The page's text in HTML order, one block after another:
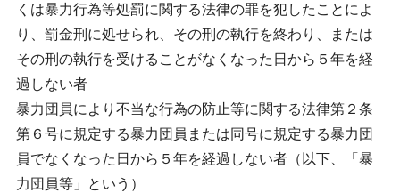
くは暴力行為等処罰に関する法律の罪を犯したことによ
り、罰金刑に処せられ、その刑の執行を終わり、または
その刑の執行を受けることがなくなった日から５年を経
過しない者
暴力団員により不当な行為の防止等に関する法律第２条
第６号に規定する暴力団員または同号に規定する暴力団
員でなくなった日から５年を経過しない者（以下、「暴
力団員等」という）